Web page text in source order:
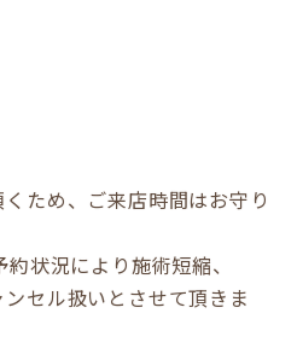
ため、ご来店時間はお守り
状況により施術短縮、
セル扱いとさせて頂きま